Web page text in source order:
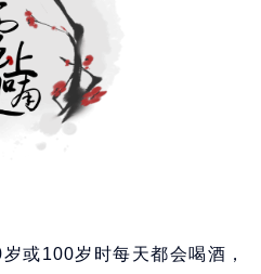
或100岁时每天都会喝酒，